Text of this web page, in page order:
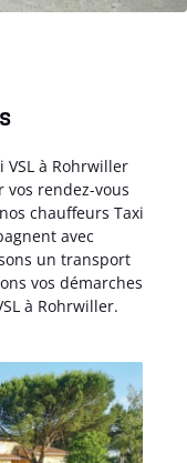
VSL à Rohrwiller
vos rendez-vous
chauffeurs Taxi
avec
un transport
vos démarches
à Rohrwiller.